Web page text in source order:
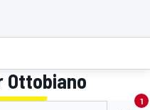
Ottobiano
1